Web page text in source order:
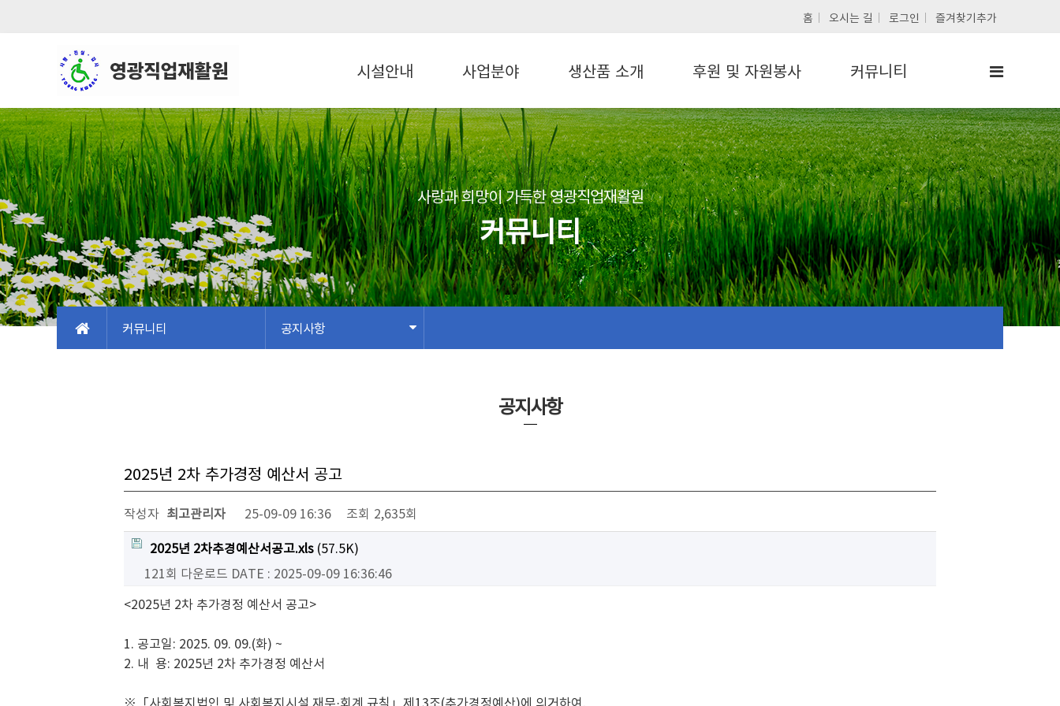
홈
오시는 길 로그인 즐겨찾기추가
시설안내 사업분야 생산품 소개 후원 및 자원봉사 커뮤니티
사랑과 희망이 가득한 영광직업재활원
커뮤니티
커뮤니티 공지사항
공지사항
2025년 2차 추가경정 예산서 공고
작성자 최고관리자 25-09-09 16:36 조회 2,635회
2025년 2차추경예산서공고.xls (57.5K)
121회 다운로드 DATE : 2025-09-09 16:36:46
<2025년 2차 추가경정 예산서 공고>
1. 공고일: 2025. 09. 09.(화) ~
2. 내 용: 2025년 2차 추가경정 예산서
※「사회복지법인 및 사회복지시설 재무·회계 규칙」제13조(추가경정예산)에 의거하여,